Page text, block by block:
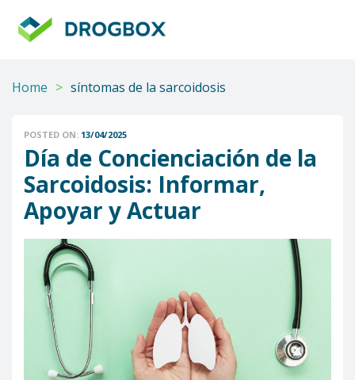
Home > síntomas de la sarcoidosis
POSTED ON: 13/04/2025
Día de Concienciación de la
Sarcoidosis: Informar,
Apoyar y Actuar